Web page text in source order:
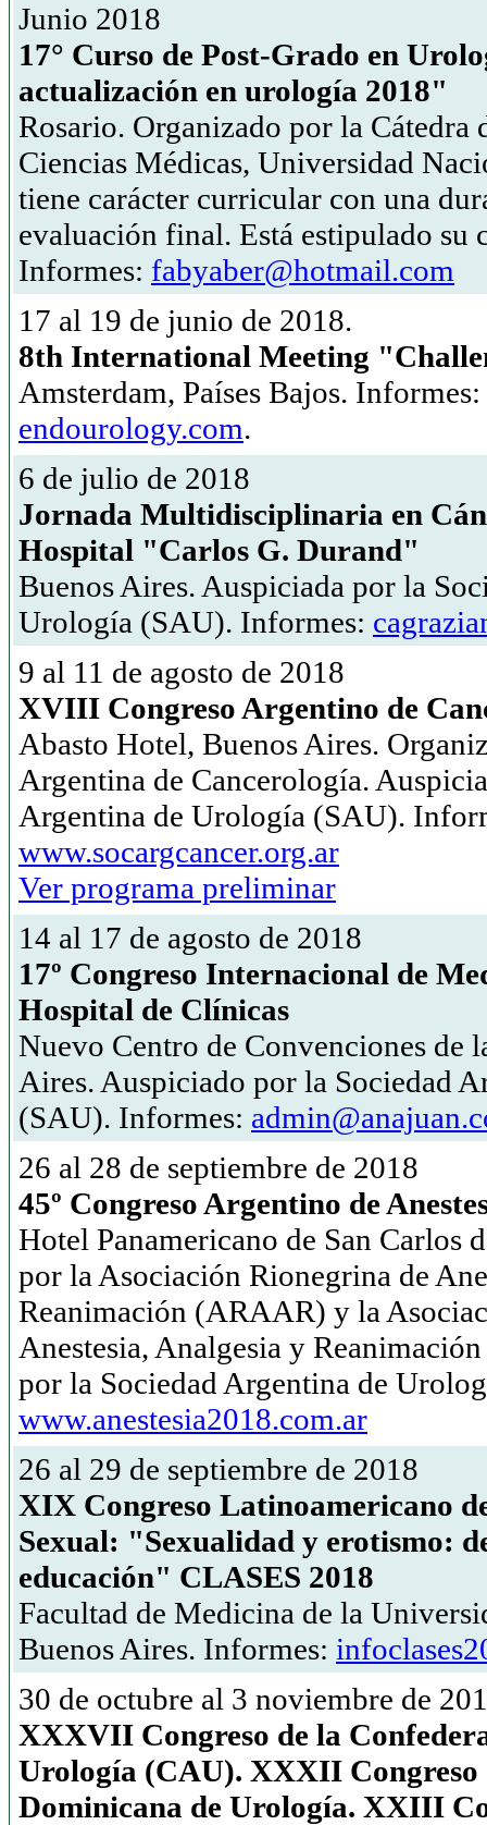
Junio 2018
17° Curso de Post-Grado en
actualización en urología 2018"
Rosario. Organizado por la Cátedra
Ciencias Médicas, Universidad
tiene carácter curricular con una
evaluación final. Está estipulado su
Informes: fabyaber@hotmail.com
17 al 19 de junio de 2018.
8th International Meeting
Amsterdam, Países Bajos. Informes:
endourology.com.
6 de julio de 2018
Jornada Multidisciplinaria en
Hospital "Carlos G. Durand"
Buenos Aires. Auspiciada por la
Urología (SAU). Informes:
9 al 11 de agosto de 2018
XVIII Congreso Argentino de
Abasto Hotel, Buenos Aires.
Argentina de Cancerología.
Argentina de Urología (SAU).
www.socargcancer.org.ar
Ver programa preliminar
14 al 17 de agosto de 2018
17º Congreso Internacional de
Hospital de Clínicas
Nuevo Centro de Convenciones de
Aires. Auspiciado por la Sociedad
(SAU). Informes:
26 al 28 de septiembre de 2018
45º Congreso Argentino de
Hotel Panamericano de San Carlos
por la Asociación Rionegrina de
Reanimación (ARAAR) y la
Anestesia, Analgesia y
por la Sociedad Argentina de
www.anestesia2018.com.ar
26 al 29 de septiembre de 2018
XIX Congreso Latinoamericano
Sexual: "Sexualidad y erotismo:
educación" CLASES 2018
Facultad de Medicina de la
Buenos Aires. Informes:
30 de octubre al 3 noviembre de
XXXVII Congreso de la
Urología (CAU). XXXII Congreso
Dominicana de Urología. XXIII